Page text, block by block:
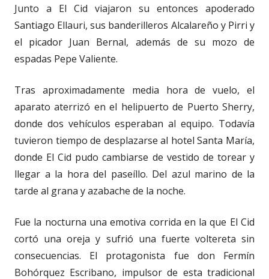
Junto a El Cid viajaron su entonces apoderado
Santiago Ellauri, sus banderilleros Alcalareño y Pirri y
el picador Juan Bernal, además de su mozo de
espadas Pepe Valiente.
Tras aproximadamente media hora de vuelo, el
aparato aterrizó en el helipuerto de Puerto Sherry,
donde dos vehículos esperaban al equipo. Todavía
tuvieron tiempo de desplazarse al hotel Santa María,
donde El Cid pudo cambiarse de vestido de torear y
llegar a la hora del paseíllo. Del azul marino de la
tarde al grana y azabache de la noche.
Fue la nocturna una emotiva corrida en la que El Cid
cortó una oreja y sufrió una fuerte voltereta sin
consecuencias. El protagonista fue don Fermín
Bohórquez Escribano, impulsor de esta tradicional